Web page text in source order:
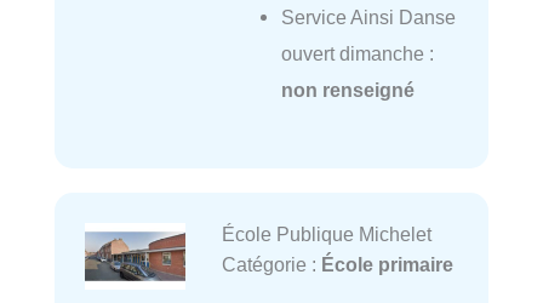
Service Ainsi Danse
ouvert dimanche :
non renseigné
École Publique Michelet
Catégorie : École primaire